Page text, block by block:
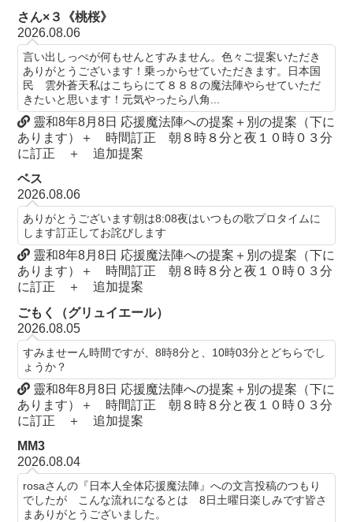
さん×３《桃桜》
2026.08.06
言い出しっぺが何もせんとすみません。色々ご提案いただき
ありがとうございます！乗っからせていただきます。日本国
民 雲外蒼天私はこちらにて８８８の魔法陣やらせていただ
きたいと思います！元気やったら八角...
靈和8年8月8日 応援魔法陣への提案＋別の提案（下に
あります）＋ 時間訂正 朝８時８分と夜１０時０３分
に訂正 ＋ 追加提案
ベス
2026.08.06
ありがとうございます朝は8:08夜はいつもの歌プロタイムに
します訂正してお詫びします
靈和8年8月8日 応援魔法陣への提案＋別の提案（下に
あります）＋ 時間訂正 朝８時８分と夜１０時０３分
に訂正 ＋ 追加提案
ごもく（グリュイエール）
2026.08.05
すみませーん時間ですが、8時8分と、10時03分とどちらでし
ょうか？
靈和8年8月8日 応援魔法陣への提案＋別の提案（下に
あります）＋ 時間訂正 朝８時８分と夜１０時０３分
に訂正 ＋ 追加提案
MM3
2026.08.04
rosaさんの『日本人全体応援魔法陣』への文言投稿のつもり
でしたが こんな流れになるとは 8日土曜日楽しみです皆さ
まありがとうございました。